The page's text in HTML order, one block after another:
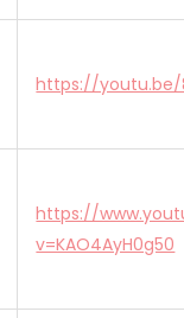
https://youtu.be/
https://
v=KAO4AyH0g50